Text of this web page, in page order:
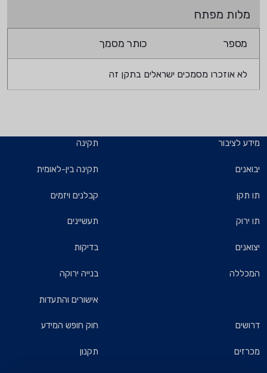
מלות מפתח
מספר כותר מסמך
לא אוזכרו מסמכים ישראלים בתקן זה
מידע לציבור
יבואנים
תו תקן
תו ירוק
יצואנים
המכללה
תקינה
תקינה בין-לאומית
קבלנים ויזמים
תעשיינים
בדיקות
בנייה ירוקה
אישורים והתעדות
דרושים
מכרזים
חוק חופש המידע
תקנון